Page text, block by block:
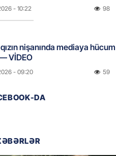
- 10:22 98
qızın nişanında mediaya hücum
VİDEO
- 09:20 59
DA